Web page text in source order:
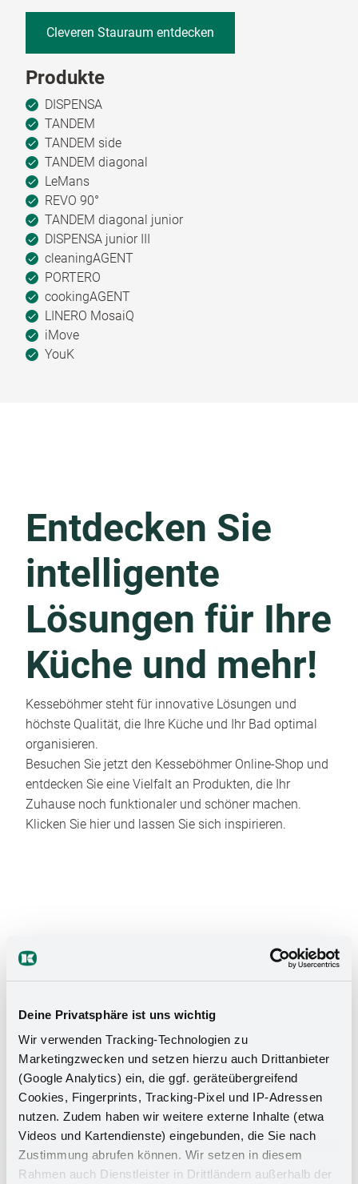
Deine Privatsphäre ist uns wichtig
Wir verwenden Tracking-Technologien zu
Marketingzwecken und setzen hierzu auch Drittanbieter
(Google Analytics) ein, die ggf. geräteübergreifend
Cookies, Fingerprints, Tracking-Pixel und IP-Adressen
nutzen. Zudem haben wir weitere externe Inhalte (etwa
Videos und Kartendienste) eingebunden, die Sie nach
Zustimmung abrufen können. Wir setzen in diesem
Rahmen auch Dienstleister in Drittländern außerhalb der
Cleveren Stauraum entdecken
Produkte
DISPENSA
TANDEM
TANDEM side
TANDEM diagonal
LeMans
REVO 90°
TANDEM diagonal junior
DISPENSA junior III
cleaningAGENT
PORTERO
cookingAGENT
LINERO MosaiQ
iMove
YouK
Entdecken Sie
intelligente
Lösungen für Ihre
Küche und mehr!
Kesseböhmer steht für innovative Lösungen und
höchste Qualität, die Ihre Küche und Ihr Bad optimal
organisieren.
Besuchen Sie jetzt den Kesseböhmer Online-Shop und
entdecken Sie eine Vielfalt an Produkten, die Ihr
Zuhause noch funktionaler und schöner machen.
Klicken Sie hier und lassen Sie sich inspirieren.
Badezimmer